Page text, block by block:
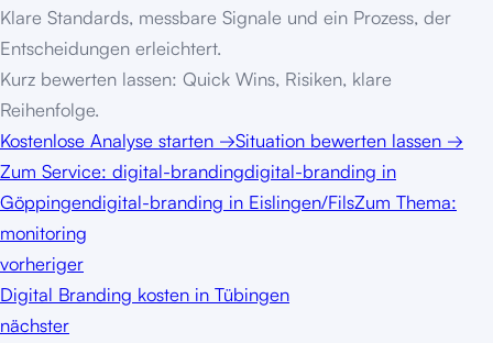
Klare Standards, messbare Signale und ein Prozess, der
Entscheidungen erleichtert.
Kurz bewerten lassen: Quick Wins, Risiken, klare
Reihenfolge.
Kostenlose Analyse starten →Situation bewerten lassen →
Zum Service: digital-brandingdigital-branding in
Göppingendigital-branding in Eislingen/FilsZum Thema:
monitoring
vorheriger
Digital Branding kosten in Tübingen
nächster